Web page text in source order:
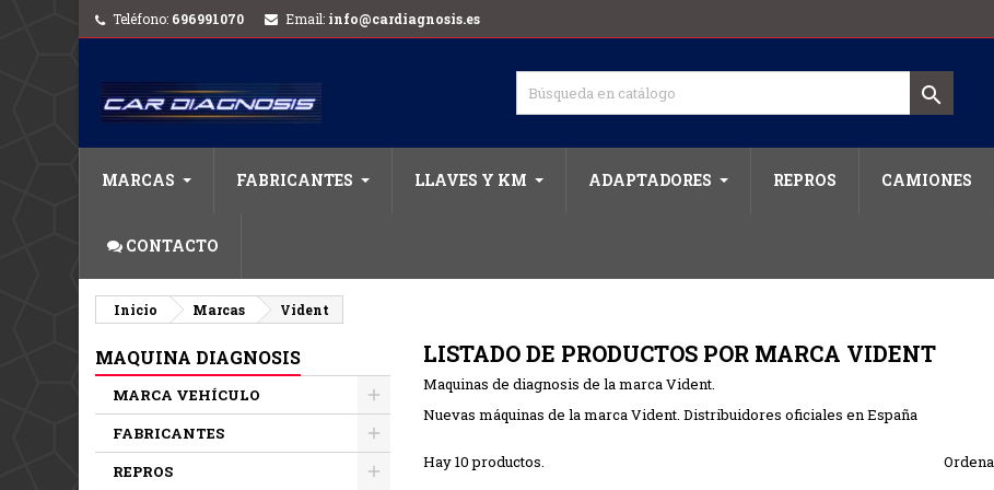
Teléfono: 696991070 Email: info@cardiagnosis.es

MARCAS FABRICANTES LLAVES Y KM ADAPTADORES REPROS CAMIONES
CONTACTO
Inicio Marcas Vident
MAQUINA DIAGNOSIS
MARCA VEHÍCULO
FABRICANTES
REPROS
LISTADO DE PRODUCTOS POR MARCA VIDENT
Maquinas de diagnosis de la marca Vident.
Nuevas máquinas de la marca Vident. Distribuidores oficiales en España
Hay 10 productos.